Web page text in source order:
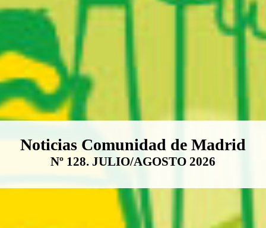
Boletín Noticias Comunidad de
Noticias Comunidad de Madrid
Nº 128. JULIO/AGOSTO 2026